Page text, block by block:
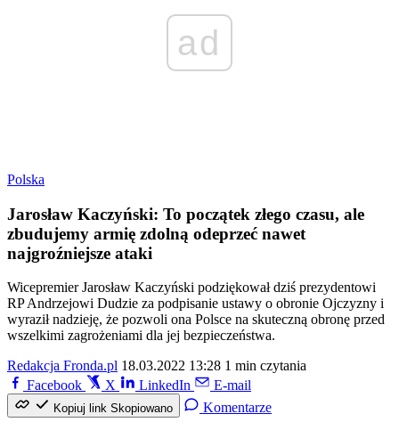
ad
Polska
Jarosław Kaczyński: To początek złego czasu, ale
zbudujemy armię zdolną odeprzeć nawet
najgroźniejsze ataki
Wicepremier Jarosław Kaczyński podziękował dziś prezydentowi
RP Andrzejowi Dudzie za podpisanie ustawy o obronie Ojczyzny i
wyraził nadzieję, że pozwoli ona Polsce na skuteczną obronę przed
wszelkimi zagrożeniami dla jej bezpieczeństwa.
Redakcja Fronda.pl 18.03.2022 13:28 1 min czytania
Facebook
X LinkedIn E-mail
Kopiuj link Skopiowano Komentarze